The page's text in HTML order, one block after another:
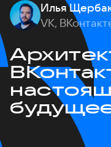
Илья
VK,